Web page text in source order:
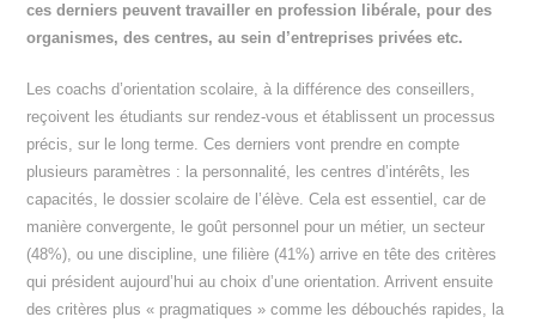
ces derniers peuvent travailler en profession libérale, pour des
organismes, des centres, au sein d’entreprises privées etc.
Les coachs d’orientation scolaire, à la différence des conseillers,
reçoivent les étudiants sur rendez-vous et établissent un processus
précis, sur le long terme. Ces derniers vont prendre en compte
plusieurs paramètres : la personnalité, les centres d’intérêts, les
capacités, le dossier scolaire de l’élève. Cela est essentiel, car de
manière convergente, le goût personnel pour un métier, un secteur
(48%), ou une discipline, une filière (41%) arrive en tête des critères
qui président aujourd’hui au choix d’une orientation. Arrivent ensuite
des critères plus « pragmatiques » comme les débouchés rapides, la